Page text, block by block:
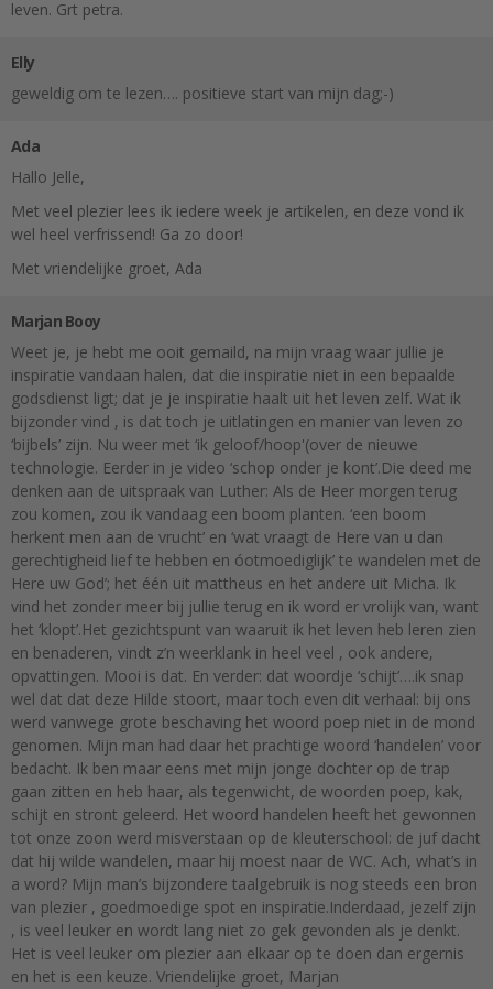
leven. Grt petra.
Elly
geweldig om te lezen…. positieve start van mijn dag;-)
Ada
Hallo Jelle,
Met veel plezier lees ik iedere week je artikelen, en deze vond ik
wel heel verfrissend! Ga zo door!
Met vriendelijke groet, Ada
Marjan Booy
Weet je, je hebt me ooit gemaild, na mijn vraag waar jullie je
inspiratie vandaan halen, dat die inspiratie niet in een bepaalde
godsdienst ligt; dat je je inspiratie haalt uit het leven zelf. Wat ik
bijzonder vind , is dat toch je uitlatingen en manier van leven zo
‘bijbels’ zijn. Nu weer met ‘ik geloof/hoop'(over de nieuwe
technologie. Eerder in je video ‘schop onder je kont’.Die deed me
denken aan de uitspraak van Luther: Als de Heer morgen terug
zou komen, zou ik vandaag een boom planten. ‘een boom
herkent men aan de vrucht’ en ‘wat vraagt de Here van u dan
gerechtigheid lief te hebben en óotmoediglijk’ te wandelen met de
Here uw God’; het één uit mattheus en het andere uit Micha. Ik
vind het zonder meer bij jullie terug en ik word er vrolijk van, want
het ‘klopt’.Het gezichtspunt van waaruit ik het leven heb leren zien
en benaderen, vindt z’n weerklank in heel veel , ook andere,
opvattingen. Mooi is dat. En verder: dat woordje ‘schijt’….ik snap
wel dat dat deze Hilde stoort, maar toch even dit verhaal: bij ons
werd vanwege grote beschaving het woord poep niet in de mond
genomen. Mijn man had daar het prachtige woord ‘handelen’ voor
bedacht. Ik ben maar eens met mijn jonge dochter op de trap
gaan zitten en heb haar, als tegenwicht, de woorden poep, kak,
schijt en stront geleerd. Het woord handelen heeft het gewonnen
tot onze zoon werd misverstaan op de kleuterschool: de juf dacht
dat hij wilde wandelen, maar hij moest naar de WC. Ach, what’s in
a word? Mijn man’s bijzondere taalgebruik is nog steeds een bron
van plezier , goedmoedige spot en inspiratie.Inderdaad, jezelf zijn
, is veel leuker en wordt lang niet zo gek gevonden als je denkt.
Het is veel leuker om plezier aan elkaar op te doen dan ergernis
en het is een keuze. Vriendelijke groet, Marjan